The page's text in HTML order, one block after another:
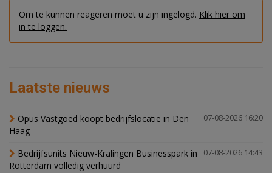
Om te kunnen reageren moet u zijn ingelogd. Klik hier om
in te loggen.
Laatste nieuws
07-08-2026 16:20
Opus Vastgoed koopt bedrijfslocatie in Den
Haag
07-08-2026 14:43
Bedrijfsunits Nieuw-Kralingen Businesspark in
Rotterdam volledig verhuurd